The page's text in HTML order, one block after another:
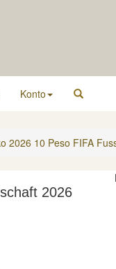
Konto
2026 10 Peso FIFA
2026